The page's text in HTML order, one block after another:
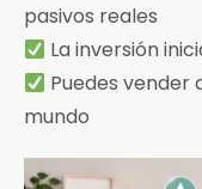
pasivos reales
La inversión
Puedes vender
mundo